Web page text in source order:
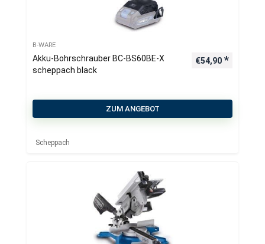
B-WARE
Akku-Bohrschrauber BC-BS60BE-X
scheppach black
€54,90
ZUM ANGEBOT
Scheppach